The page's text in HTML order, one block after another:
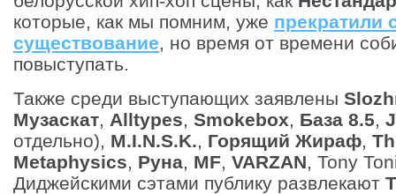
которые, как мы помним, уже прекратили
существование, но время от времени
повыступать.
Также среди выступающих заявлены
Музаскат, Alltypes, Smokebox, База 8.5,
отдельно), M.I.N.S.K., Горящий Жираф,
Metaphysics, Руна, MF, VARZAN, Tony
Диджейскими сэтами публику развлекают